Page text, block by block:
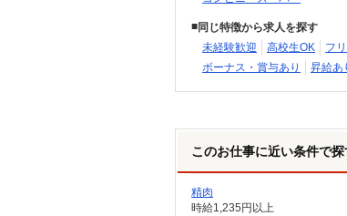
同じ特徴から求人を探す
未経験歓迎
高校生OK フ
ボーナス・賞与あり
昇給あ
このお仕事に近い条件で探
精肉
時給1,235円以上